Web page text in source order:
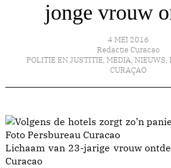
jonge vrouw
4 MEI 2016
Redactie Curacao
POLITIE EN JUSTITIE, MEDIA, NIEUWS,
CURAÇAO
Lichaam van 23-jarige vrouw
Curacao